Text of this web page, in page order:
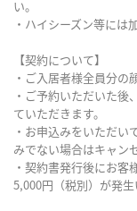
い。
・ハイシーズン等には
【契約について】
・ご入居者様全員分の
・ご予約いただいた
ていただきます。
・お申込みをいただ
みでない場合はキャン
・契約書発行後にお
5,000円（税別）が発生